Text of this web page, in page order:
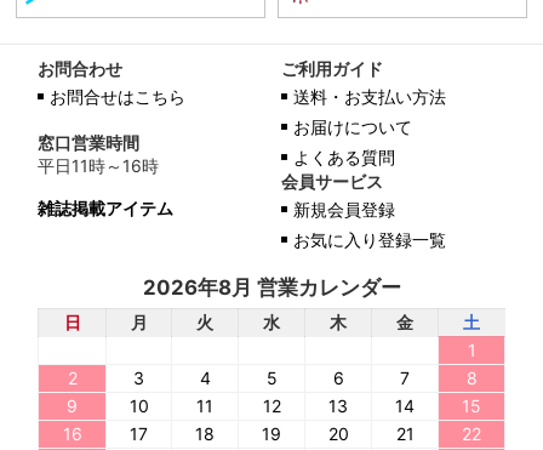
お問合わせ
お問合せはこちら
窓口営業時間
平日11時～16時
雑誌掲載アイテム
ご利用ガイド
送料・お支払い方法
お届けについて
よくある質問
会員サービス
新規会員登録
お気に入り登録一覧
2026年8月 営業カレンダー
日 月 火 水 木 金
土
1
2
3 4 5 6 7
8
9
10 11 12 13 14
15
16
17 18 19 20 21
22